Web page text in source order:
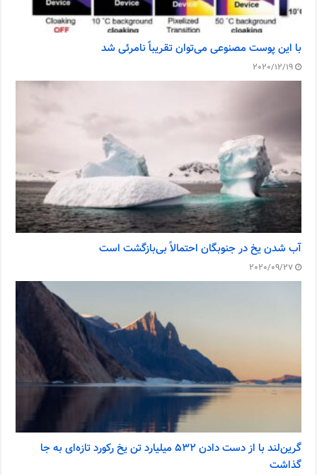
با این پوست مصنوعی می‌توان تقریباً نامرئی شد
2020/12/19
آب شدن یخ در جنوبگان احتمالاً بی‌بازگشت است
2020/09/27
گرین‌لند با از دست دادن ۵۳۲ میلیارد تن یخ رکورد تازه‌ای به جا
گذاشت